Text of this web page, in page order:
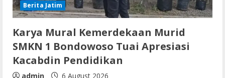
Berita Jatim
Karya Mural Kemerdekaan Murid
SMKN 1 Bondowoso Tuai Apresiasi
Kacabdin Pendidikan
admin 6 August 2026